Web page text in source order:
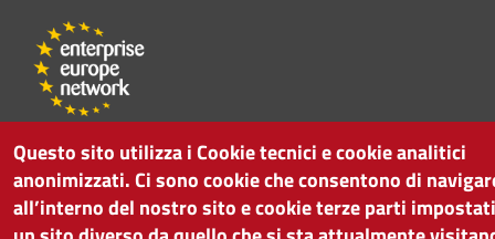
Questo sito utilizza i Cookie tecnici e cookie analitici
anonimizzati. Ci sono cookie che consentono di
all’interno del nostro sito e cookie terze parti